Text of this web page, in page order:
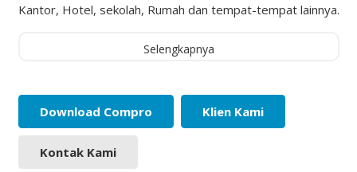
Kantor, Hotel, sekolah, Rumah dan tempat-tempat lainnya.
Selengkapnya
Download Compro Klien Kami
Kontak Kami